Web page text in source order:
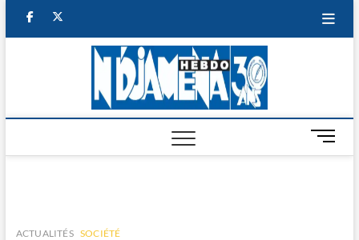
facebook
HEBDO
M
e
ACTUALITÉS SOCIÉTÉ